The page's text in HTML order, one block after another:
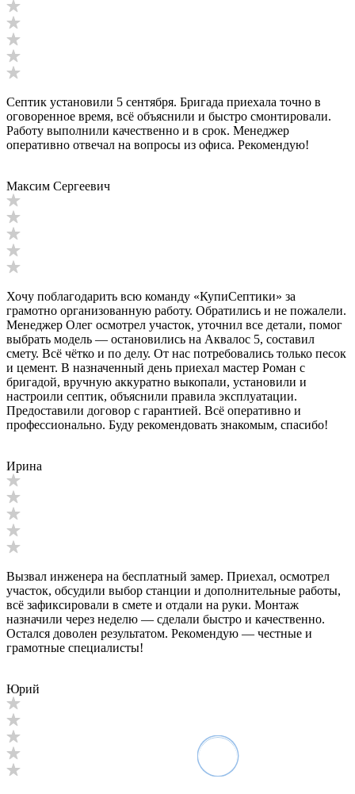
Септик установили 5 сентября. Бригада приехала точно в
оговоренное время, всё объяснили и быстро смонтировали.
Работу выполнили качественно и в срок. Менеджер
оперативно отвечал на вопросы из офиса. Рекомендую!
Максим Сергеевич
Хочу поблагодарить всю команду «КупиСептики» за
грамотно организованную работу. Обратились и не пожалели.
Менеджер Олег осмотрел участок, уточнил все детали, помог
выбрать модель — остановились на Аквалос 5, составил
смету. Всё чётко и по делу. От нас потребовались только песок
и цемент. В назначенный день приехал мастер Роман с
бригадой, вручную аккуратно выкопали, установили и
настроили септик, объяснили правила эксплуатации.
Предоставили договор с гарантией. Всё оперативно и
профессионально. Буду рекомендовать знакомым, спасибо!
Ирина
Вызвал инженера на бесплатный замер. Приехал, осмотрел
участок, обсудили выбор станции и дополнительные работы,
всё зафиксировали в смете и отдали на руки. Монтаж
назначили через неделю — сделали быстро и качественно.
Остался доволен результатом. Рекомендую — честные и
грамотные специалисты!
Юрий